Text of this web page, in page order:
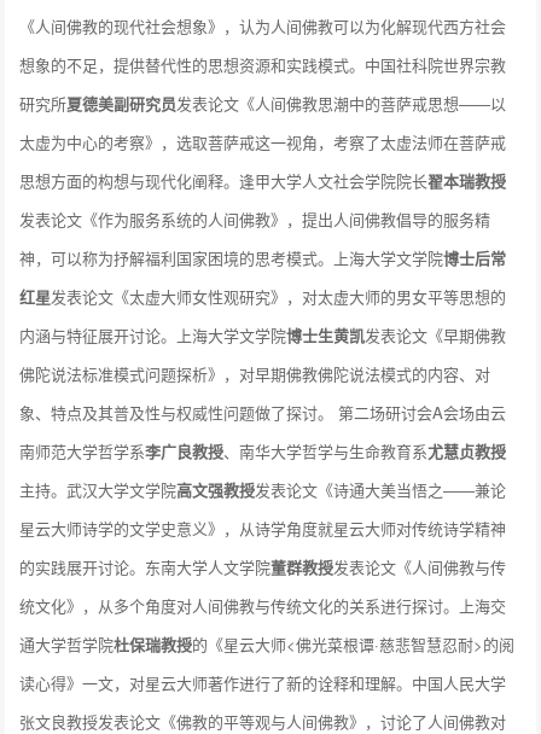
《人间佛教的现代社会想象》，认为人间佛教可以为化解现代西方社会
想象的不足，提供替代性的思想资源和实践模式。中国社科院世界宗教
研究所夏德美副研究员发表论文《人间佛教思潮中的菩萨戒思想——以
太虚为中心的考察》，选取菩萨戒这一视角，考察了太虚法师在菩萨戒
思想方面的构想与现代化阐释。逢甲大学人文社会学院院长翟本瑞教授
发表论文《作为服务系统的人间佛教》，提出人间佛教倡导的服务精
神，可以称为抒解福利国家困境的思考模式。上海大学文学院博士后常
红星发表论文《太虚大师女性观研究》，对太虚大师的男女平等思想的
内涵与特征展开讨论。上海大学文学院博士生黄凯发表论文《早期佛教
佛陀说法标准模式问题探析》，对早期佛教佛陀说法模式的内容、对
象、特点及其普及性与权威性问题做了探讨。 第二场研讨会A会场由云
南师范大学哲学系李广良教授、南华大学哲学与生命教育系尤慧贞教授
主持。武汉大学文学院高文强教授发表论文《诗通大美当悟之——兼论
星云大师诗学的文学史意义》，从诗学角度就星云大师对传统诗学精神
的实践展开讨论。东南大学人文学院董群教授发表论文《人间佛教与传
统文化》，从多个角度对人间佛教与传统文化的关系进行探讨。上海交
通大学哲学院杜保瑞教授的《星云大师<佛光菜根谭·慈悲智慧忍耐>的阅
读心得》一文，对星云大师著作进行了新的诠释和理解。中国人民大学
张文良教授发表论文《佛教的平等观与人间佛教》，讨论了人间佛教对